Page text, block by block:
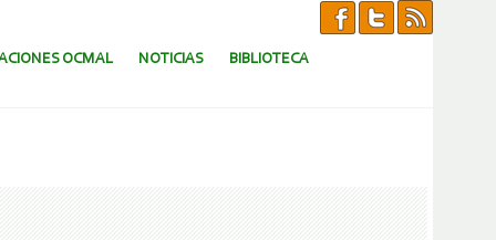
OCMAL NOTICIAS BIBLIOTECA